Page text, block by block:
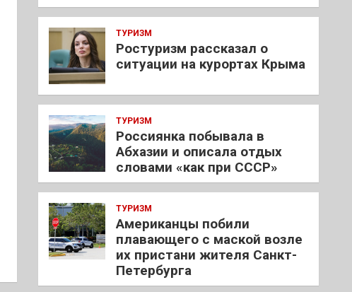
ТУРИЗМ
Ростуризм рассказал о
ситуации на курортах Крыма
ТУРИЗМ
Россиянка побывала в
Абхазии и описала отдых
словами «как при СССР»
ТУРИЗМ
Американцы побили
плавающего с маской возле
их пристани жителя Санкт-
Петербурга